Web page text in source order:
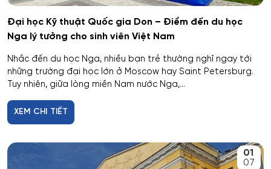
Công nghệ tài chính số và pháp luật
Công nghệ và thiết kế sản phẩm dệt may
Công nghệ xử lý vật liệu nghệ thuật
Đại học Kỹ thuật Quốc gia Don – Điểm đến du học
Nga lý tưởng cho sinh viên Việt Nam
Nhắc đến du học Nga, nhiều bạn trẻ thường nghĩ ngay tới
những trường đại học lớn ở Moscow hay Saint Petersburg.
Tuy nhiên, giữa lòng miền Nam nước Nga,...
XEM CHI TIẾT
01
07